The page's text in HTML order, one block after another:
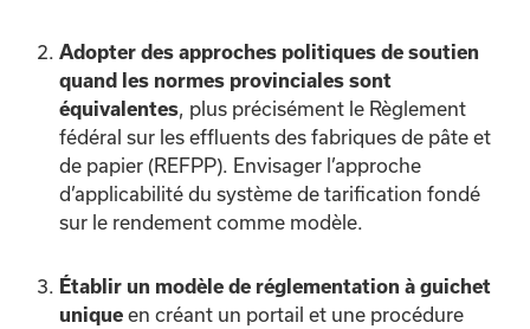
Adopter des approches politiques de soutien
quand les normes provinciales sont
équivalentes , plus précisément le Règlement
fédéral sur les effluents des fabriques de pâte et
de papier (REFPP). Envisager l’approche
d’applicabilité du système de tarification fondé
sur le rendement comme modèle.
Établir un modèle de réglementation à guichet
unique en créant un portail et une procédure